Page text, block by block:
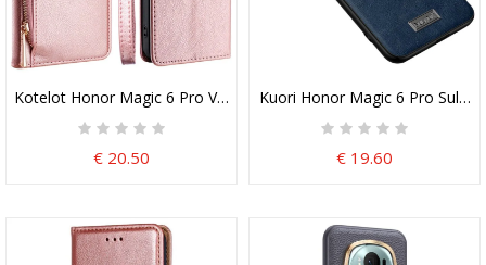
Kotelot Honor Magic 6 Pro Vetoketjullinen Tasku Ja Hihna
€ 20.50
Kuori Honor Magic 6 Pro
€ 19.60